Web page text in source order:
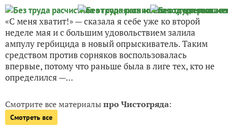
«С меня хватит!» — сказала я себе уже ко второй
неделе мая и с большим удовольствием залила
ампулу гербицида в новый опрыскиватель. Таким
средством против сорняков воспользовалась
впервые, потому что раньше была в лиге тех, кто не
определился —...
Смотрите все материалыпро Чистогряда:
Смотреть все